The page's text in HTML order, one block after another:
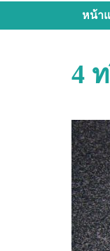
หน้า
4